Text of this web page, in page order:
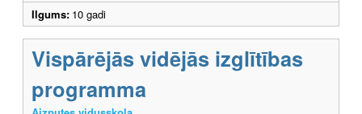
Ilgums: 10 gadi
Vispārējās vidējās izglītības
programma